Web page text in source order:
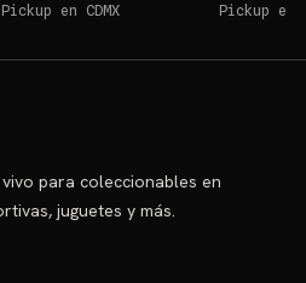
Pickup en CDMX
Pickup en
para coleccionables en
juguetes y más.